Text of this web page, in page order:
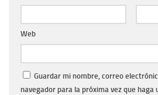
Web
Guardar mi nombre, correo
navegador para la próxima vez que haga